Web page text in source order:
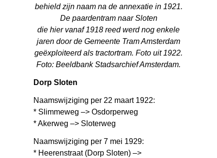
behield zijn naam na de annexatie in 1921.
De paardentram naar Sloten
die hier vanaf 1918 reed werd nog enkele
jaren door de Gemeente Tram Amsterdam
geëxploiteerd als tractortram. Foto uit 1922.
Foto: Beeldbank Stadsarchief Amsterdam.
Dorp Sloten
Naamswijziging per 22 maart 1922:
* Slimmeweg –> Osdorperweg
* Akerweg –> Sloterweg
Naamswijziging per 7 mei 1929:
* Heerenstraat (Dorp Sloten) –>